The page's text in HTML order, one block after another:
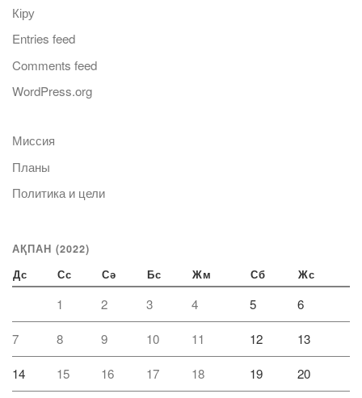
Кіру
Entries feed
Comments feed
WordPress.org
Миссия
Планы
Политика и цели
АҚПАН (2022)
Дс Сс Сә Бс Жм Сб Жс
1 2 3 4 5 6
7 8 9 10 11 12 13
14 15 16 17 18 19 20